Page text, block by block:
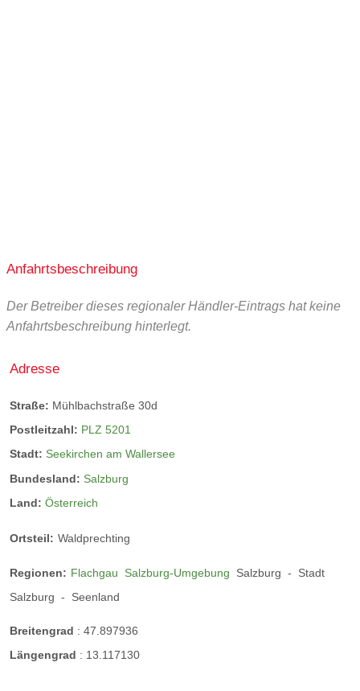
Link
Hopfngaudi
Anfahrtsbeschreibung
Der Betreiber dieses regionaler Händler-Eintrags hat keine
Anfahrtsbeschreibung hinterlegt.
Adresse
Straße: Mühlbachstraße 30d
Postleitzahl: PLZ 5201
Stadt: Seekirchen am Wallersee
Bundesland: Salzburg
Land: Österreich
Ortsteil: Waldprechting
Regionen: Flachgau Salzburg-Umgebung Salzburg -
Stadt
Salzburg - Seenland
Breitengrad : 47.897936
Längengrad : 13.117130